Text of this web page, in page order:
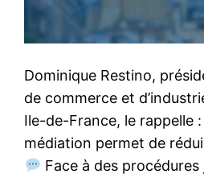
Dominique Restino,
de commerce et
Ile-de-France, le rappelle :
médiation permet de
Face à des